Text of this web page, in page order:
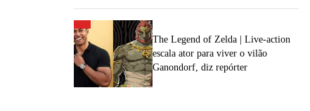
The Legend of Zelda | Live-action
escala ator para viver o vilão
Ganondorf, diz repórter